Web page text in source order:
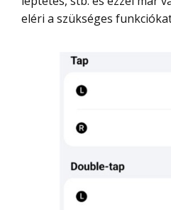
eléri a szükséges